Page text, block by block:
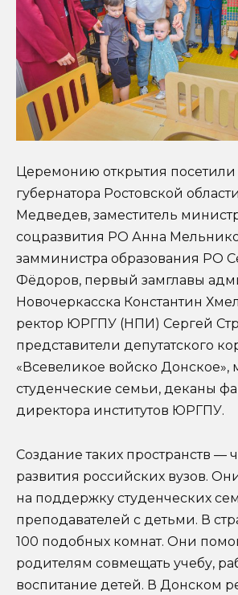
Церемонию открытия посетили
губернатора Ростовской
Медведев, заместитель
соцразвития РО Анна
замминистра образования РО
Фёдоров, первый замглавы
Новочеркасска Константин
ректор ЮРГПУ (НПИ) Сергей
представители депутатского
«Всевеликое войско Донское»,
студенческие семьи, деканы
директора институтов ЮРГПУ.
Создание таких пространств —
развития российских вузов.
на поддержку студенческих
преподавателей с детьми. В
100 подобных комнат. Они
родителям совмещать учебу,
воспитание детей. В Донском